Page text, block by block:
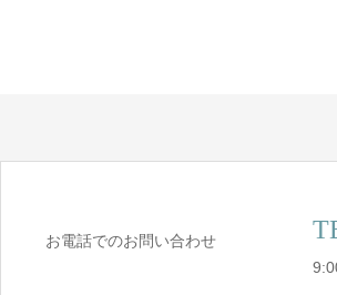
お電話でのお問い合わせ